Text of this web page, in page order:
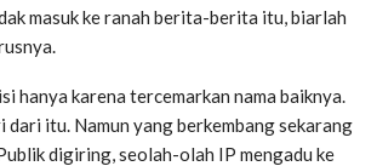
masuk ke ranah berita-berita itu, biarlah
hanya karena tercemarkan nama baiknya.
dari itu. Namun yang berkembang sekarang
digiring, seolah-olah IP mengadu ke